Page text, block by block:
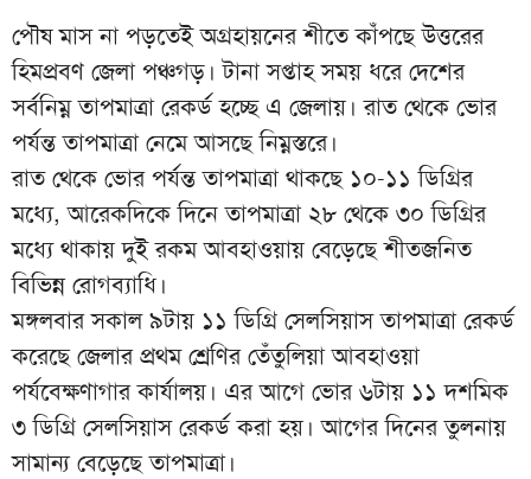
পৌষ মাস না পড়তেই অগ্রহায়নের শীতে কাঁপছে উত্তরের
হিমপ্রবণ জেলা পঞ্চগড়। টানা সপ্তাহ সময় ধরে দেশের
সর্বনিম্ন তাপমাত্রা রেকর্ড হচ্ছে এ জেলায়। রাত থেকে ভোর
পর্যন্ত তাপমাত্রা নেমে আসছে নিম্নস্তরে।
রাত থেকে ভোর পর্যন্ত তাপমাত্রা থাকছে ১০-১১ ডিগ্রির
মধ্যে, আরেকদিকে দিনে তাপমাত্রা ২৮ থেকে ৩০ ডিগ্রির
মধ্যে থাকায় দুই রকম আবহাওয়ায় বেড়েছে শীতজনিত
বিভিন্ন রোগব্যাধি।
মঙ্গলবার সকাল ৯টায় ১১ ডিগ্রি সেলসিয়াস তাপমাত্রা রেকর্ড
করেছে জেলার প্রথম শ্রেণির তেঁতুলিয়া আবহাওয়া
পর্যবেক্ষণাগার কার্যালয়। এর আগে ভোর ৬টায় ১১ দশমিক
৩ ডিগ্রি সেলসিয়াস রেকর্ড করা হয়। আগের দিনের তুলনায়
সামান্য বেড়েছে তাপমাত্রা।